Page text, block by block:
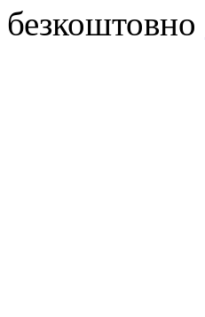
безкоштовно